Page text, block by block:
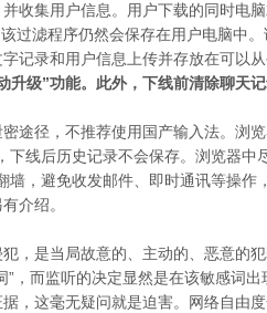
收集用户信息。用户下载的同时电
过滤程序仍然会保存在用户电脑中
记录和用户信息上传并存放在可以
升级”功能。此外，下线前清除聊天记
途径，不推荐使用国产输入法。浏
下线后历史记录不会保存。浏览器中
墙，避免收发邮件、即时通讯等操作
介绍。
，是当局故意的、主动的、恶意的
”，而监听的决定显然是在该敏感词
，这毫无疑问就是迫害。网络自由